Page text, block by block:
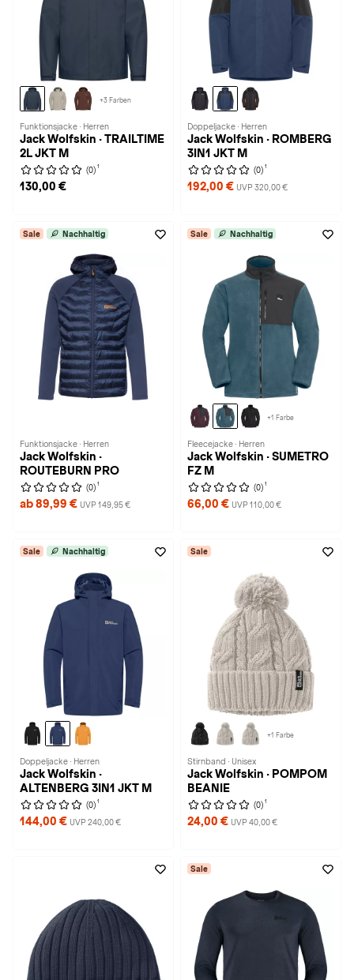
+3 Farben
Funktionsjacke · Herren
Jack Wolfskin · TRAILTIME
2L JKT M
(0) 1
130,00 €
Doppeljacke · Herren
Jack Wolfskin · ROMBERG
3IN1 JKT M
(0) 1
192,00 € UVP 320,00 €
Sale Nachhaltig
Funktionsjacke · Herren
Jack Wolfskin ·
ROUTEBURN PRO
(0) 1
ab 89,99 € UVP 149,95 €
Sale Nachhaltig
+1 Farbe
Fleecejacke · Herren
Jack Wolfskin · SUMETRO
FZ M
(0) 1
66,00 € UVP 110,00 €
Sale Nachhaltig
Doppeljacke · Herren
Jack Wolfskin ·
ALTENBERG 3IN1 JKT M
(0) 1
144,00 € UVP 240,00 €
Sale
+1 Farbe
Stirnband · Unisex
Jack Wolfskin · POMPOM
BEANIE
(0) 1
24,00 € UVP 40,00 €
Sale